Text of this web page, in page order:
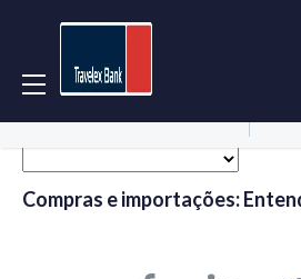
Compras e importações: